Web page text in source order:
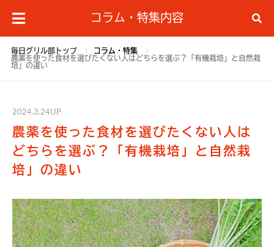
コラム・特集内容
毎日グリル部トップ
コラム・特集
農薬を使った食材を選びたくない人はどちらを選ぶ？「有機栽培」と自然栽
培」の違い
2024.3.24UP
農薬を使った食材を選びたくない人は
どちらを選ぶ？「有機栽培」と自然栽
培」の違い